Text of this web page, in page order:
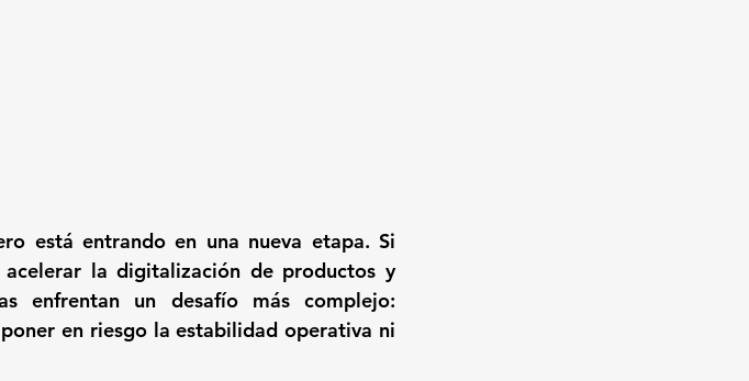
está entrando en una nueva etapa. Si
la digitalización de productos y
enfrentan un desafío más complejo:
en riesgo la estabilidad operativa ni